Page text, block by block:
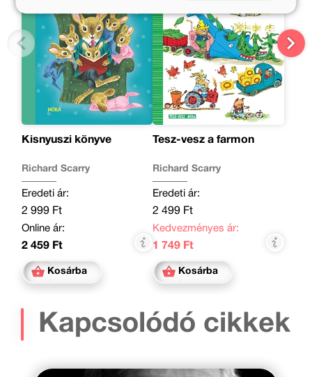
Kisnyuszi könyve
Richard Scarry
Eredeti ár:
2 999 Ft
Online ár:
2 459 Ft
Kosárba
Tesz-vesz a farmon
Richard Scarry
Eredeti ár:
2 499 Ft
Kedvezményes ár:
1 749 Ft
Kosárba
Kapcsolódó cikkek